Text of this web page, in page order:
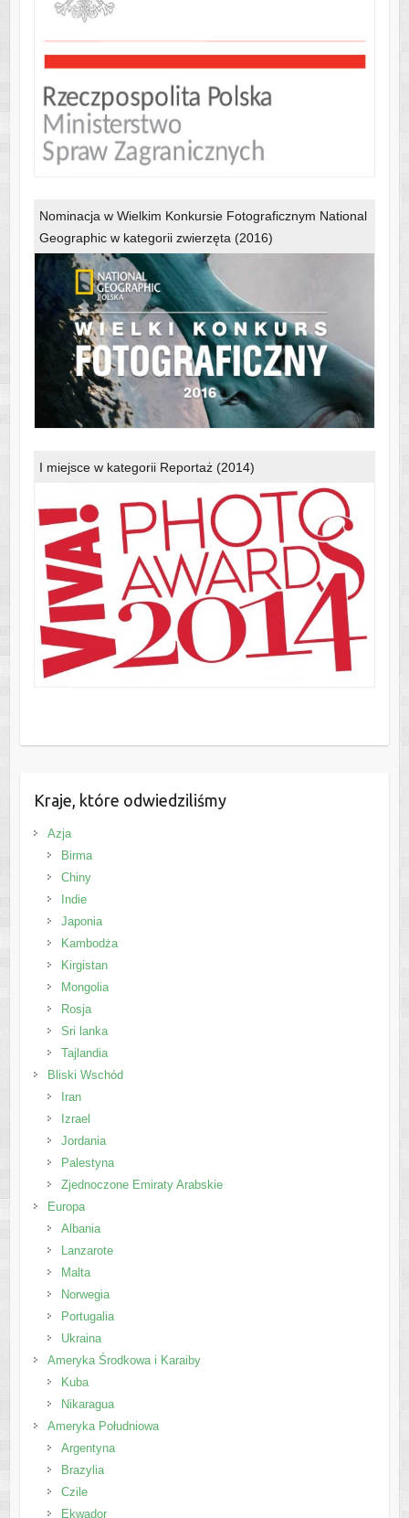
Nominacja w Wielkim Konkursie Fotograficznym National
Geographic w kategorii zwierzęta (2016)
I miejsce w kategorii Reportaż (2014)
Kraje, które odwiedziliśmy
Azja
Birma
Chiny
Indie
Japonia
Kambodża
Kirgistan
Mongolia
Rosja
Sri lanka
Tajlandia
Bliski Wschód
Iran
Izrael
Jordania
Palestyna
Zjednoczone Emiraty Arabskie
Europa
Albania
Lanzarote
Malta
Norwegia
Portugalia
Ukraina
Ameryka Środkowa i Karaiby
Kuba
Nikaragua
Ameryka Południowa
Argentyna
Brazylia
Czile
Ekwador